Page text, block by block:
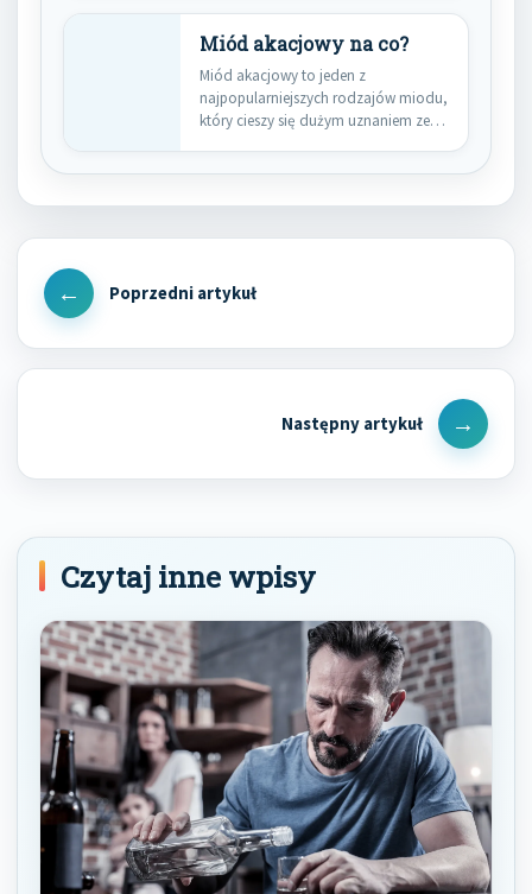
Miód akacjowy na co?
Miód akacjowy to jeden z
najpopularniejszych rodzajów miodu,
który cieszy się dużym uznaniem ze
Nawigacja
wpisu
Previous
Next
Post
Czytaj inne wpisy